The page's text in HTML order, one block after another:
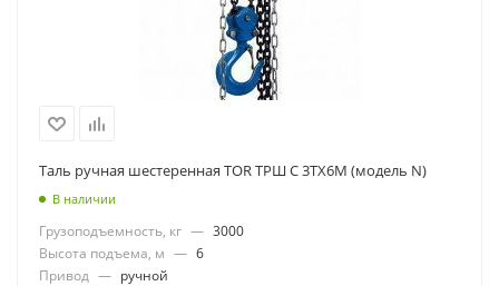
Таль ручная шестеренная TOR ТРШ C 3ТХ6М (модель N)
В наличии
Грузоподъемность, кг — 3000
Высота подъема, м — 6
Привод — ручной